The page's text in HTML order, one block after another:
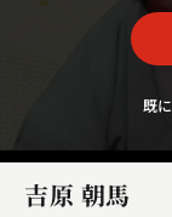
既
吉原 朝馬